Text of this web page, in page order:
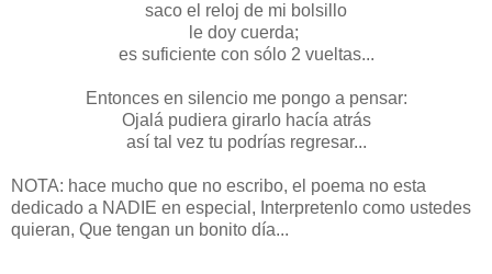
saco el reloj de mi bolsillo
le doy cuerda;
es suficiente con sólo 2 vueltas...
Entonces en silencio me pongo a pensar:
Ojalá pudiera girarlo hacía atrás
así tal vez tu podrías regresar...
NOTA: hace mucho que no escribo, el poema no esta
dedicado a NADIE en especial, Interpretenlo como ustedes
quieran, Que tengan un bonito día...